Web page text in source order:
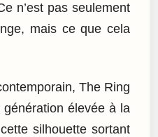
n’est pas seulement
mais ce que cela
The Ring
élevée à la
silhouette sortant